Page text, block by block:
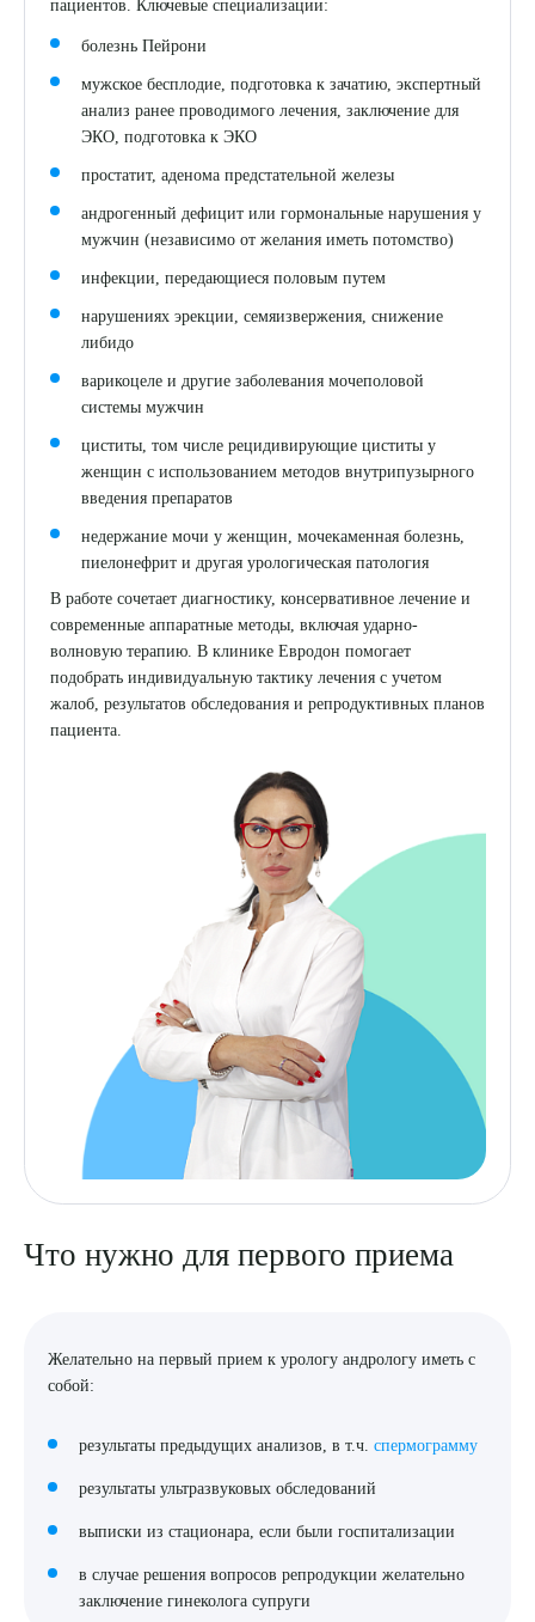
пациентов. Ключевые специализации:
болезнь Пейрони
мужское бесплодие, подготовка к зачатию, экспертный
анализ ранее проводимого лечения, заключение для
ЭКО, подготовка к ЭКО
простатит, аденома предстательной железы
андрогенный дефицит или гормональные нарушения у
мужчин (независимо от желания иметь потомство)
инфекции, передающиеся половым путем
нарушениях эрекции, семяизвержения, снижение
либидо
варикоцеле и другие заболевания мочеполовой
системы мужчин
циститы, том числе рецидивирующие циститы у
женщин с использованием методов внутрипузырного
введения препаратов
недержание мочи у женщин, мочекаменная болезнь,
пиелонефрит и другая урологическая патология
В работе сочетает диагностику, консервативное лечение и
современные аппаратные методы, включая ударно-
волновую терапию. В клинике Евродон помогает
подобрать индивидуальную тактику лечения с учетом
жалоб, результатов обследования и репродуктивных планов
пациента.
Что нужно для первого приема
Желательно на первый прием к урологу андрологу иметь с
собой:
результаты предыдущих анализов, в т.ч.спермограмму
результаты ультразвуковых обследований
выписки из стационара, если были госпитализации
в случае решения вопросов репродукции желательно
заключение гинеколога супруги